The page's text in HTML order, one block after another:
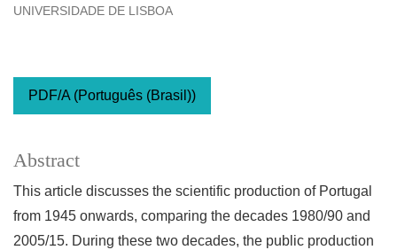
UNIVERSIDADE DE LISBOA
PDF/A (Português (Brasil))
Abstract
This article discusses the scientific production of Portugal
from 1945 onwards, comparing the decades 1980/90 and
2005/15. During these two decades, the public production